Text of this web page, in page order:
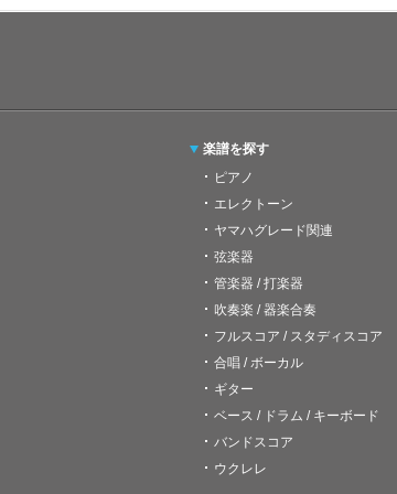
楽譜を探す
ピアノ
エレクトーン
ヤマハグレード関連
弦楽器
管楽器 / 打楽器
吹奏楽 / 器楽合奏
フルスコア / スタディスコア
合唱 / ボーカル
ギター
ベース / ドラム / キーボード
バンドスコア
ウクレレ